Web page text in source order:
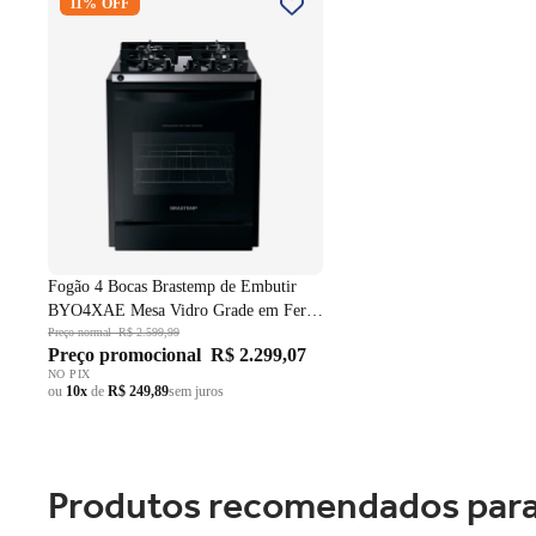
Embutir BYO4XAE Mesa Vidro
Chama Preto Bivolt
11% OFF
Fogão 4 Bocas Brastemp de Embutir
BYO4XAE Mesa Vidro Grade em Ferro
Fundido Dupla Chama Preto Bivolt
Preço normalR$ 2.599,99
Preço promocional R$ 2.299,07
NO PIX
ou 10x de R$ 249,89sem juros
Produtos recomendados